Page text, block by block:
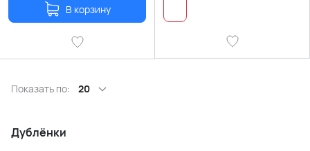
В корзину
Показать по: 20
Дублёнки